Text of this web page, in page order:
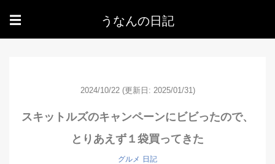
☰ うなんの日記
2024/10/22 (更新日: 2025/01/31)
スキットルズのキャンペーンにビビったので、
とりあえず１袋買ってきた
グルメ 日記